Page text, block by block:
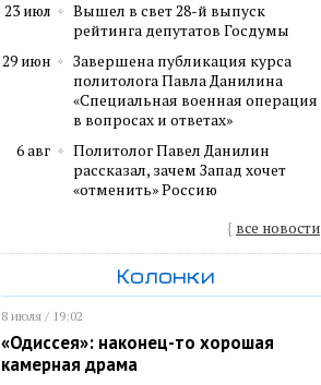
23 июл
Вышел в свет 28-й выпуск
рейтинга депутатов Госдумы
29 июн
Завершена публикация курса
политолога Павла Данилина
«Специальная военная операция
в вопросах и ответах»
6 авг
Политолог Павел Данилин
рассказал, зачем Запад хочет
«отменить» Россию
{ все новости
Колонки
8 июля / 19:02
«Одиссея»: наконец-то хорошая
камерная драма